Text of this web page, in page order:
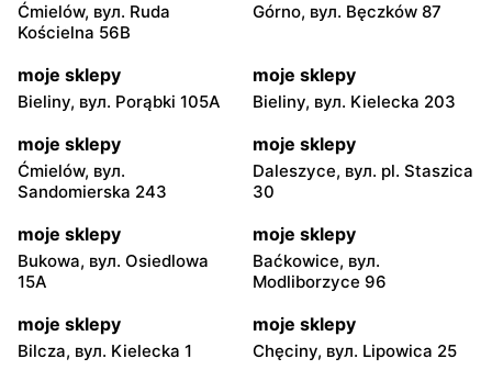
Ćmielów, вул. Ruda
Kościelna 56B
Górno, вул. Bęczków 87
moje sklepy
Bieliny, вул. Porąbki 105A
moje sklepy
Bieliny, вул. Kielecka 203
moje sklepy
Ćmielów, вул.
Sandomierska 243
moje sklepy
Daleszyce, вул. pl. Staszica
30
moje sklepy
Bukowa, вул. Osiedlowa
15A
moje sklepy
Baćkowice, вул.
Modliborzyce 96
moje sklepy
Bilcza, вул. Kielecka 1
moje sklepy
Chęciny, вул. Lipowica 25